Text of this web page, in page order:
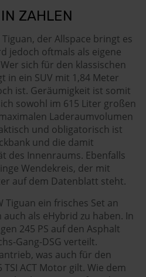
ZAHLEN
der Allspace bringt es
jedoch oftmals als eigene
sich für den klassischen
in ein SUV mit 1,84 Meter
ist. Geräumigkeit ist somit
sowohl im 615 Liter großen
Laderaumvolumen
und obligatorisch ist
und die damit
des Innenraums. Ebenfalls
Wendekreis, der mit
auf dem Datenblatt steht.
Tiguan ein frisches Set an
als eHybrid zu haben. In
245 PS auf den Asphalt
Gang-DSG verteilt.
was auch für den
ACT Motor gilt. Wie dem